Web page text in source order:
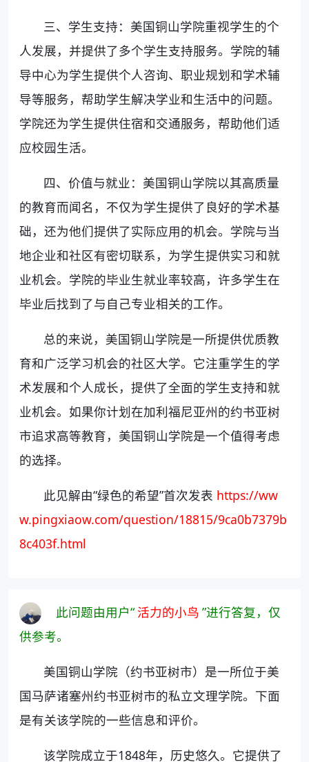
三、学生支持：美国铜山学院重视学生的个
人发展，并提供了多个学生支持服务。学院的辅
导中心为学生提供个人咨询、职业规划和学术辅
导等服务，帮助学生解决学业和生活中的问题。
学院还为学生提供住宿和交通服务，帮助他们适
应校园生活。
四、价值与就业：美国铜山学院以其高质量
的教育而闻名，不仅为学生提供了良好的学术基
础，还为他们提供了实际应用的机会。学院与当
地企业和社区有密切联系，为学生提供实习和就
业机会。学院的毕业生就业率较高，许多学生在
毕业后找到了与自己专业相关的工作。
总的来说，美国铜山学院是一所提供优质教
育和广泛学习机会的社区大学。它注重学生的学
术发展和个人成长，提供了全面的学生支持和就
业机会。如果你计划在加利福尼亚州的约书亚树
市追求高等教育，美国铜山学院是一个值得考虑
的选择。
此见解由“绿色的希望”首次发表 https://ww
w.pingxiaow.com/question/18815/9ca0b7379b
8c403f.html
此问题由用户“ 活力的小鸟 ”进行答复，仅
供参考。
美国铜山学院（约书亚树市）是一所位于美
国马萨诸塞州约书亚树市的私立文理学院。下面
是有关该学院的一些信息和评价。
该学院成立于1848年，历史悠久。它提供了